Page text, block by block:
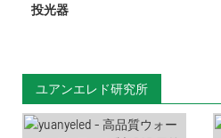
投光器
ユアンエレド研究所